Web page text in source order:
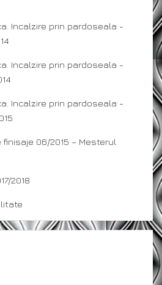
Incalzire prin pardoseala -
Incalzire prin pardoseala -
Incalzire prin pardoseala -
06/2015 – Mesterul
2018